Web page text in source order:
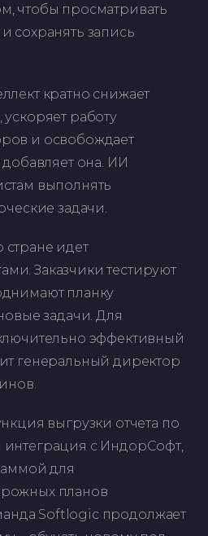
чтобы просматривать
сохранять запись
кратно снижает
работу
и освобождает
она. ИИ
выполнять
задачи.
идет
Заказчики тестируют
планку
задачи. Для
эффективный
генеральный директор
выгрузки отчета по
с ИндорСофт,
для
планов
Softlogic продолжает